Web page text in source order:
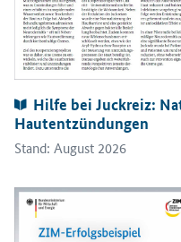
Publikationen:
Hilfe bei Juckreiz:
Hautentzündungen
Stand: August 2026